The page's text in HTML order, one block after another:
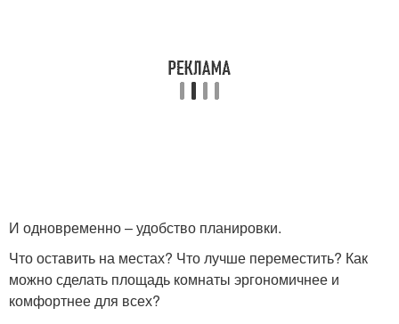
И одновременно – удобство планировки.
Что оставить на местах? Что лучше переместить? Как
можно сделать площадь комнаты эргономичнее и
комфортнее для всех?